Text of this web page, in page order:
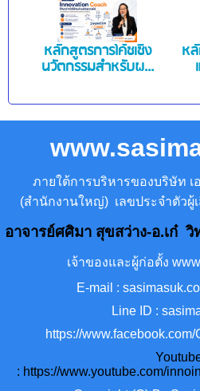
หลักสูตรการโค้ชเชิง
นวัตกรรมสําหรับผ...
ห
ภายใต้การบริหารของบริษัท
(สำนักงานใหญ่) เลขประจำตัวผู้
อาจารย์ศศิมา สุขสว่าง-อ.เก๋
เจ้าของและผู้ก่อตั้ง
E-mail :
Line ID :
https://
: https://www.youtube.com/